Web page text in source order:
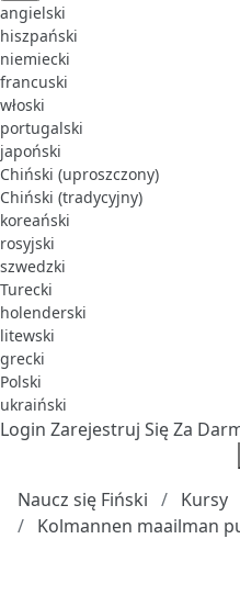
angielski
hiszpański
niemiecki
francuski
włoski
portugalski
japoński
Chiński (uproszczony)
Chiński (tradycyjny)
koreański
rosyjski
szwedzki
Turecki
holenderski
litewski
grecki
Polski
ukraiński
Login Zarejestruj Się Za
Naucz się Fiński
Kursy
Kolmannen maailman